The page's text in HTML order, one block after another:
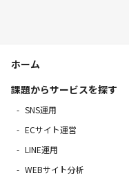
ホーム
課題からサービスを探す
SNS運用
ECサイト運営
LINE運用
WEBサイト分析